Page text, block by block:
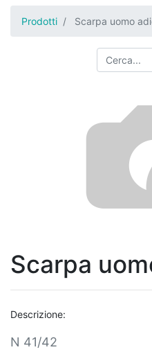
Prodotti Scarpa uomo
Scarpa
Descrizione:
N 41/42